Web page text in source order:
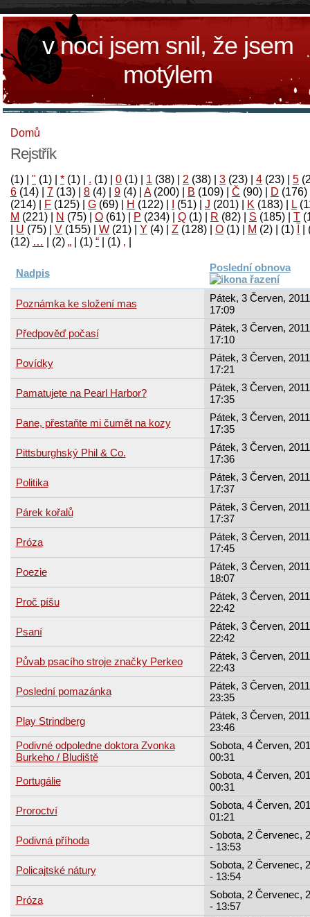
v noci jsem snil, že jsem
motýlem
Domů
Rejstřík
(1) " (1) * (1) . (1) 0 (1) 1 (38) 2 (38) 3 (23) 4 (23) 5
6 (14) 7 (13) 8 (4) 9 (4) A(200) B (109) Č (90) D (176)
(214)
F (125) G (69) H (122) (51) J (201) K (183) L
M (221) N (75) O (61) P (234) Q (1) R (82) S (185) T
U (75) V (155) W (21) Y (4) Z (128) Ο (1) М (2)
(1)
‚
(1)
“
(1)
„
(2)
…
(12)
Nadpis Poslední obnova
Poznámka ke složení mas
Pátek, 3 Červen,
17:09
Předpověď počasí
Pátek, 3 Červen,
17:10
Povídky
Pátek, 3 Červen,
17:21
Pamatujete na Pearl Harbor?
Pátek, 3 Červen,
17:35
Pane, přestaňte mi čumět na kozy
Pátek, 3 Červen,
17:35
Pittsburghský Phil & Co.
Pátek, 3 Červen,
17:36
Politika
Pátek, 3 Červen,
17:37
Párek kořalů
Pátek, 3 Červen,
17:37
Próza
Pátek, 3 Červen,
17:45
Poezie
Pátek, 3 Červen,
18:07
Proč píšu
Pátek, 3 Červen,
22:42
Psaní
Pátek, 3 Červen,
22:42
Půvab psacího stroje značky Perkeo
Pátek, 3 Červen,
22:43
Poslední pomazánka
Pátek, 3 Červen,
23:35
Play Strindberg
Pátek, 3 Červen,
23:46
Podivné odpoledne doktora Zvonka
Burkeho / Bludiště
Sobota, 4 Červen,
00:31
Portugálie
Sobota, 4 Červen,
00:31
Proroctví
Sobota, 4 Červen,
01:21
Podivná příhoda
Sobota, 2 Červenec,
- 13:53
Policajtské nátury
Sobota, 2 Červenec,
- 13:54
Próza
Sobota, 2 Červenec,
- 13:57